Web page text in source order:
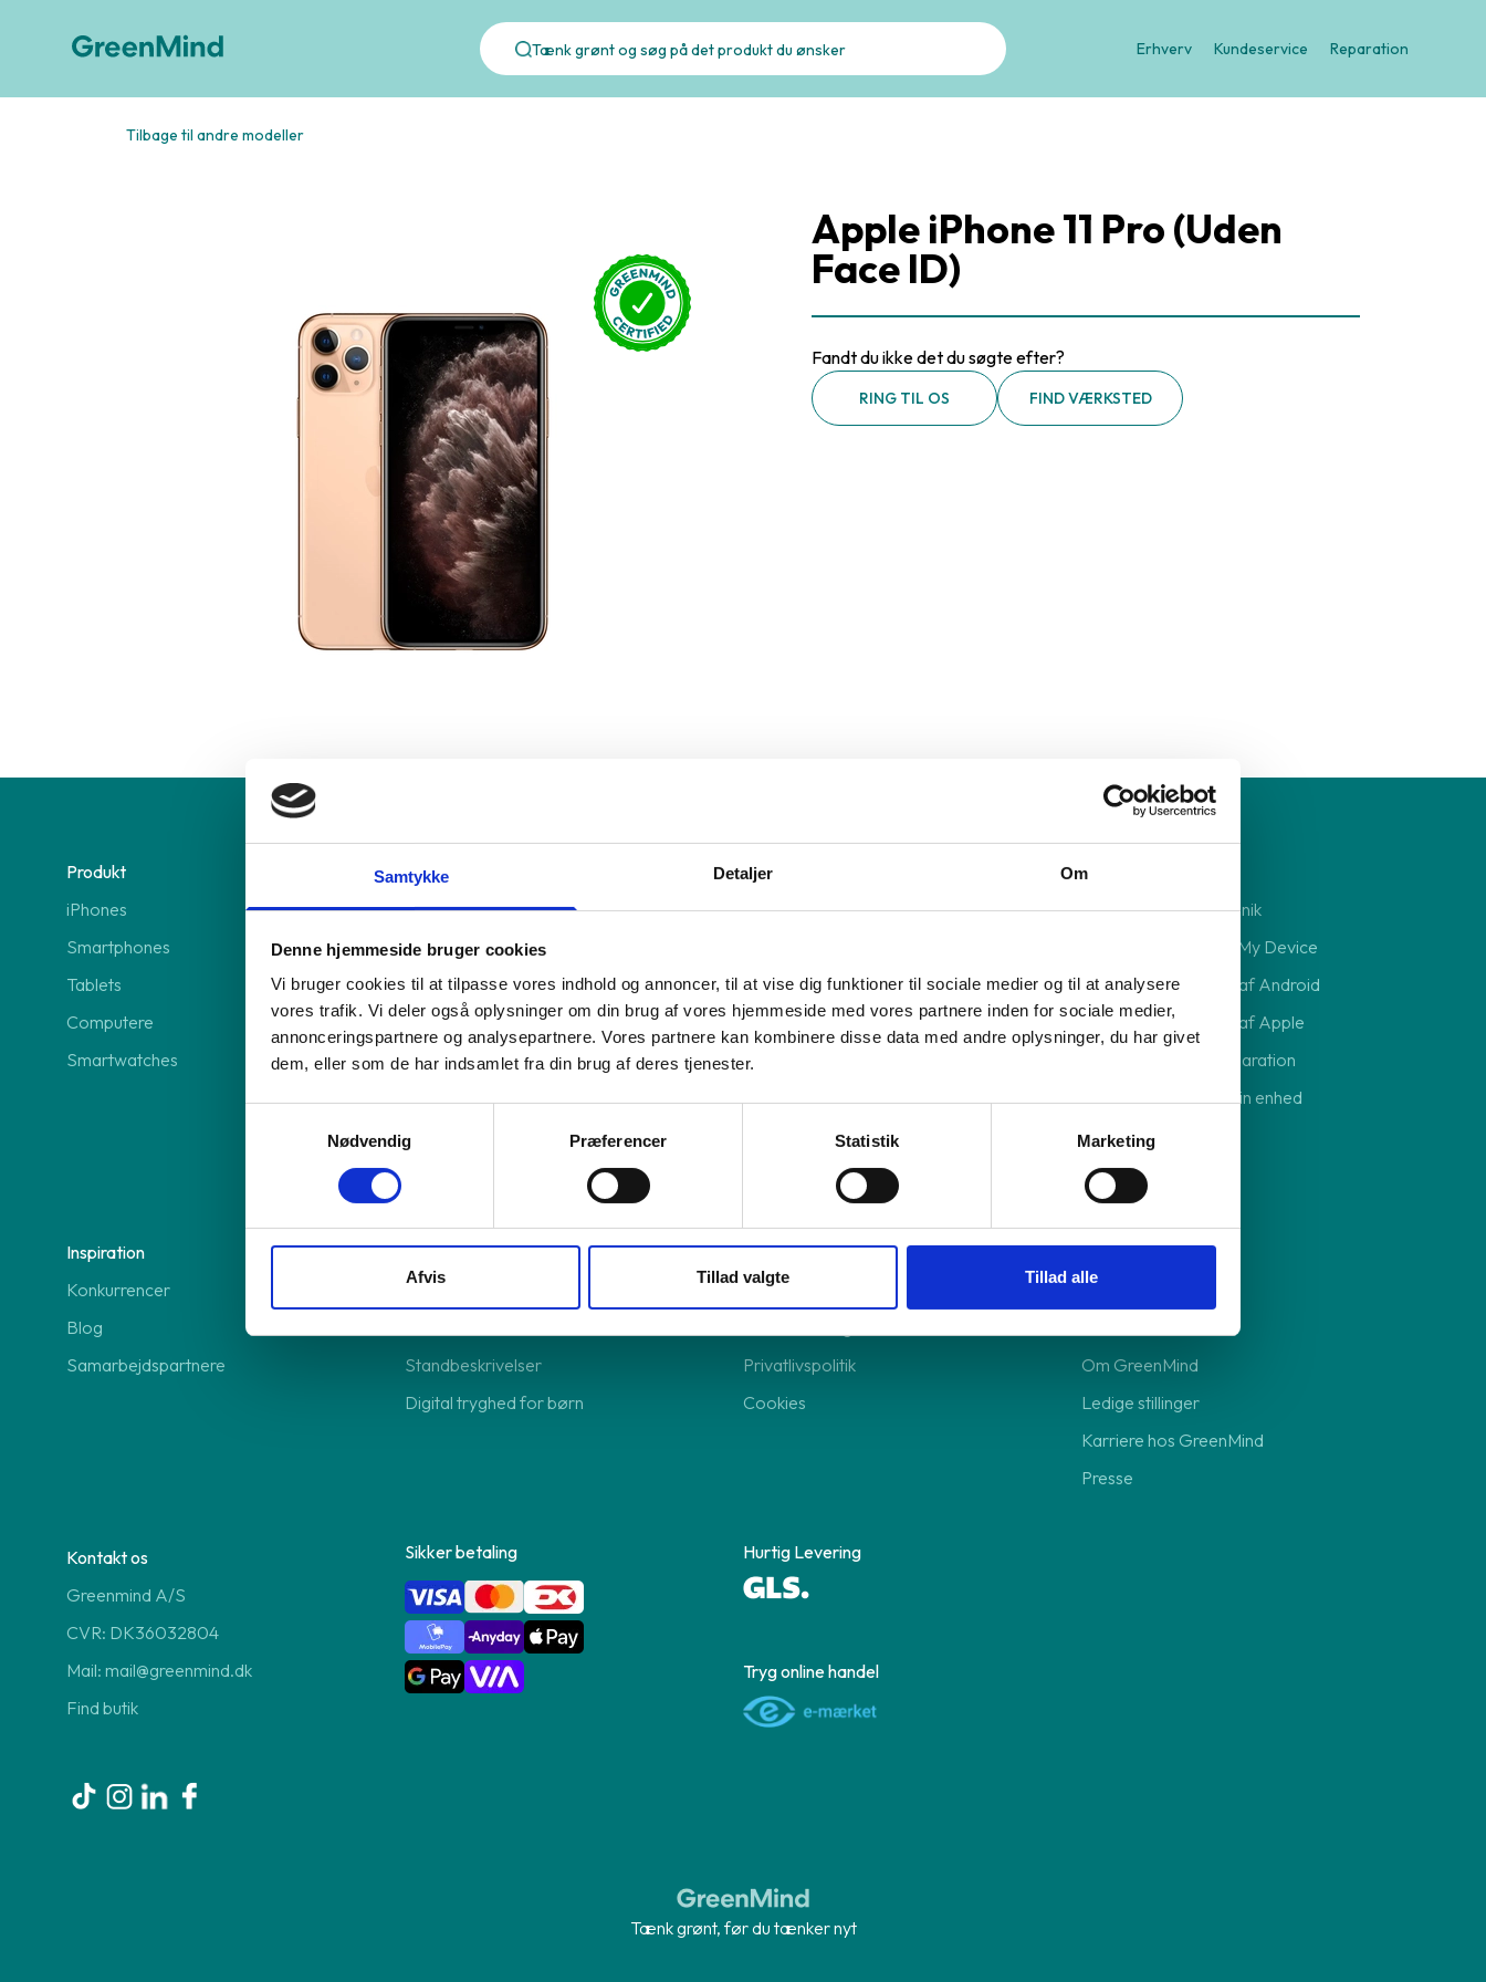
Samtykke Detaljer Om
Denne hjemmeside bruger cookies
Vi bruger cookies til at tilpasse vores indhold og annoncer, til at vise dig funktioner til sociale medier og til at analysere
vores trafik. Vi deler også oplysninger om din brug af vores hjemmeside med vores partnere inden for sociale medier,
annonceringspartnere og analysepartnere. Vores partnere kan kombinere disse data med andre oplysninger, du har givet
dem, eller som de har indsamlet fra din brug af deres tjenester.
Nødvendig
Præferencer Statistik Marketing
Afvis Tillad valgte Tillad alle
Erhverv Kundeservice Reparation
Tilbage til andre modeller
Apple iPhone 11 Pro (Uden
Face ID)
Fandt du ikke det du søgte efter?
RING TIL OS FIND VÆRKSTED
Produkt
iPhones
Smartphones
Tablets
Computere
Smartwatches
Vi tilbyder
GreenMind One - leje af mobil
GreenMind Care
3 abonnement
Frankly Insure forsikring
Modstrøm el-abonnement
Anyday betalingsløsning
Viabill betalingsløsning
Sælg os din enhed
Sådan sælger du
Reparation
Reparation af elektronik
Deaktivering af Find My Device
Sikkerhedskopiering af Android
Sikkerhedskopiering af Apple
Send din enhed til reparation
Forebyg skader på din enhed
Inspiration
Konkurrencer
Blog
Samarbejdspartnere
Hjælp
Support
Standbeskrivelser
Digital tryghed for børn
Shop online
Returnering
Privatlivspolitik
Cookies
Om GreenMind
Bedre for miljøet
Om GreenMind
Ledige stillinger
Karriere hos GreenMind
Presse
Kontakt os
Greenmind A/S
CVR: DK36032804
Mail: mail@greenmind.dk
Find butik
Sikker betaling Hurtig Levering
Tryg online handel
Tænk grønt, før du tænker nyt